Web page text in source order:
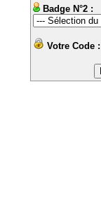
Badge N°2 :
Votre Code :